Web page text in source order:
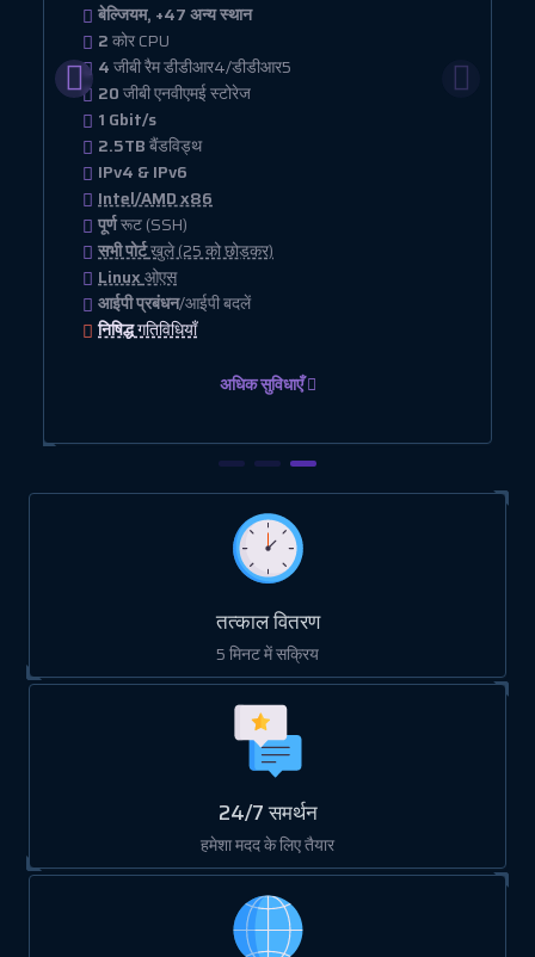
बेल्जियम, +47 अन्य स्थान
2कोर CPU
4जीबी रैम डीडीआर4/डीडीआर5
20जीबी एनवीएमई स्टोरेज
1 Gbit/s
2.5TBबैंडविड्थ
IPv4 & IPv6
Intel/AMD x86
पूर्णरूट (SSH)
सभी पोर्टखुले (25 को छोड़कर)
Linuxओएस
आईपी प्रबंधन/आईपी बदलें
निषिद्धगतिविधियाँ
अधिक सुविधाएँ
तत्काल वितरण
5 मिनट में सक्रिय
24/7 समर्थन
हमेशा मदद के लिए तैयार